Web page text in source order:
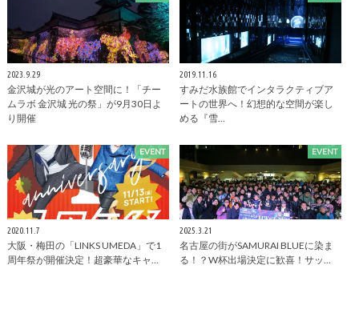
2023.9.29
金沢城が光のアート空間に！「チー
ムラボ 金沢城 光の祭」が9月30日よ
り開催
2019.11.16
すみだ水族館でインタラクティブア
ートの世界へ！幻想的な空間が楽し
める『雪…
EVENT
2020.11.7
大阪・梅田の「LINKS UMEDA」で1
周年祭が開催決定！超豪華なキャ…
EVENT
2025.3.21
名古屋の街がSAMURAI BLUEに染ま
る！？W杯出場決定に歓喜！サッ…